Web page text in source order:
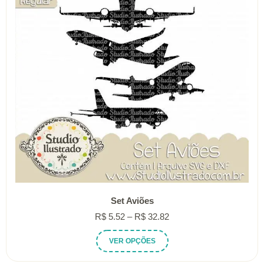
escolhidas
página
do
produto
Set Aviões
R$ 5.52 – R$ 32.82Faixa
VER OPÇÕES
produto
tem